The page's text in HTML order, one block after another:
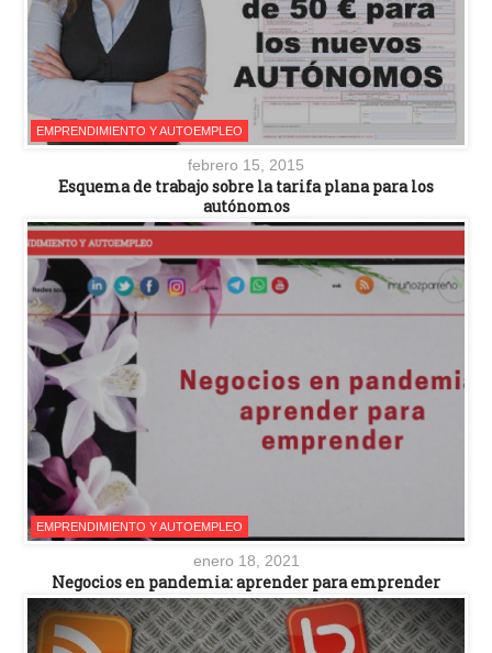
EMPRENDIMIENTO Y AUTOEMPLEO
febrero 15, 2015
Esquema de trabajo sobre la tarifa plana para los
autónomos
EMPRENDIMIENTO Y AUTOEMPLEO
enero 18, 2021
Negocios en pandemia: aprender para emprender